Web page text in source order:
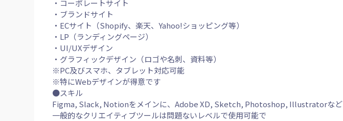
・コーポレートサイト
・ブランドサイト
・ECサイト（Shopify、楽天、Yahoo!ショッピング等）
・LP（ランディングページ）
・UI/UXデザイン
・グラフィックデザイン（ロゴや名刺、資料等）
※PC及びスマホ、タブレット対応可能
※特にWebデザインが得意です
●スキル
Figma, Slack, Notionをメインに、Adobe XD, Sketch, Photoshop, Illustratorなど
一般的なクリエイティブツールは問題ないレベルで使用可能で